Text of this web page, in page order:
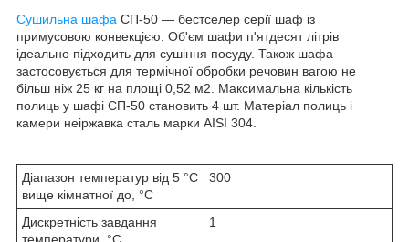
Сушильна шафа СП-50 — бестселер серії шаф із
примусовою конвекцією. Об'єм шафи п'ятдесят літрів
ідеально підходить для сушіння посуду. Також шафа
застосовується для термічної обробки речовин вагою не
більш ніж 25 кг на площі 0,52 м2. Максимальна кількість
полиць у шафі СП-50 становить 4 шт. Матеріал полиць і
камери неіржавка сталь марки AISI 304.
Діапазон температур від 5 °C
вище кімнатної до, °C
300
Дискретність завдання
температури, °С
1